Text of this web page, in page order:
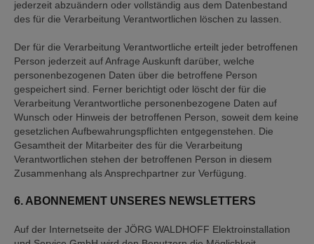
jederzeit abzuändern oder vollständig aus dem Datenbestand
des für die Verarbeitung Verantwortlichen löschen zu lassen.
Der für die Verarbeitung Verantwortliche erteilt jeder betroffenen
Person jederzeit auf Anfrage Auskunft darüber, welche
personenbezogenen Daten über die betroffene Person
gespeichert sind. Ferner berichtigt oder löscht der für die
Verarbeitung Verantwortliche personenbezogene Daten auf
Wunsch oder Hinweis der betroffenen Person, soweit dem keine
gesetzlichen Aufbewahrungspflichten entgegenstehen. Die
Gesamtheit der Mitarbeiter des für die Verarbeitung
Verantwortlichen stehen der betroffenen Person in diesem
Zusammenhang als Ansprechpartner zur Verfügung.
6. ABONNEMENT UNSERES NEWSLETTERS
Auf der Internetseite der JÖRG WALDHOFF Elektroinstallation